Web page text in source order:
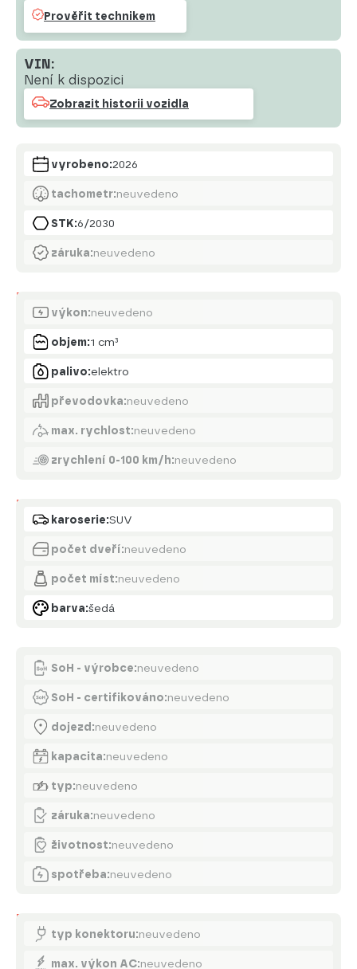
Prověřit technikem
VIN:
Není k dispozici
Zobrazit historii vozidla
vyrobeno:2026
tachometr:neuvedeno
STK:6/2030
záruka:neuvedeno
Motor
výkon:neuvedeno
objem:1 cm³
palivo:elektro
převodovka:neuvedeno
max. rychlost:neuvedeno
zrychlení 0-100 km/h:neuvedeno
Karoserie
karoserie:SUV
počet dveří:neuvedeno
počet míst:neuvedeno
barva:šedá
SoH - výrobce:neuvedeno
SoH - certifikováno:neuvedeno
dojezd:neuvedeno
kapacita:neuvedeno
typ:neuvedeno
záruka:neuvedeno
životnost:neuvedeno
spotřeba:neuvedeno
Nabíjení
typ konektoru:neuvedeno
max. výkon AC:neuvedeno